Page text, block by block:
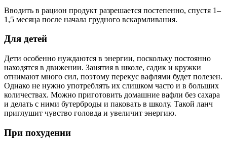
Вводить в рацион продукт разрешается постепенно, спустя 1–
1,5 месяца после начала грудного вскармливания.
Для детей
Дети особенно нуждаются в энергии, поскольку постоянно
находятся в движении. Занятия в школе, садик и кружки
отнимают много сил, поэтому перекус вафлями будет полезен.
Однако не нужно употреблять их слишком часто и в больших
количествах. Можно приготовить домашние вафли без сахара
и делать с ними бутерброды и паковать в школу. Такой ланч
приглушит чувство головда и увеличит энергию.
При похудении